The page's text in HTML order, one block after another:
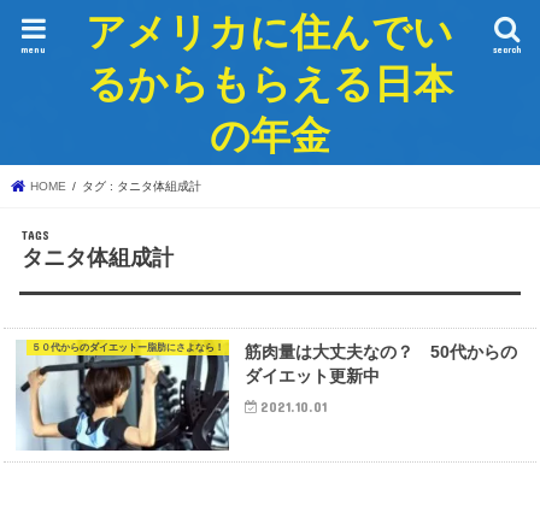
アメリカに住んでい
るからもらえる日本
の年金
search
menu
HOME タグ : タニタ体組成計
タニタ体組成計
５０代からのダイエットー脂肪にさよなら！
筋肉量は大丈夫なの？ 50代からの
ダイエット更新中
2021.10.01